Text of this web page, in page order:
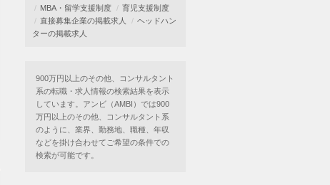
MBA・留学支援制度
育児支援制度
直接募集企業の掲載求人
ヘッドハン
ターの掲載求人
900万円以上のその他、コンサルタント
系の転職・求人情報の検索結果を表示
しています。アンビ（AMBI）では900
万円以上のその他、コンサルタント系
のように、業界、勤務地、職種、年収
などを掛け合わせてご希望の条件での
検索が可能です。